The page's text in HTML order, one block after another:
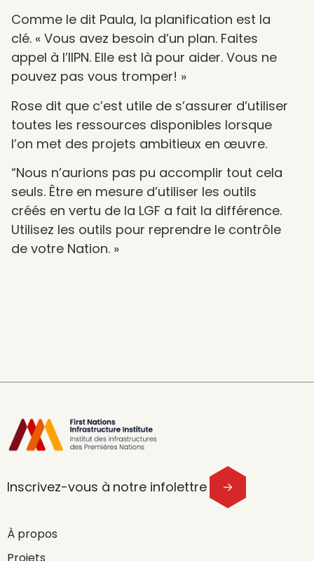
Comme le dit Paula, la planification est la
clé. « Vous avez besoin d’un plan. Faites
appel à l’IIPN. Elle est là pour aider. Vous ne
pouvez pas vous tromper! »
Rose dit que c’est utile de s’assurer d’utiliser
toutes les ressources disponibles lorsque
l’on met des projets ambitieux en œuvre.
“Nous n’aurions pas pu accomplir tout cela
seuls. Être en mesure d’utiliser les outils
créés en vertu de la LGF a fait la différence.
Utilisez les outils pour reprendre le contrôle
de votre Nation. »
Inscrivez-vous à notre infolettre
À propos
Projets